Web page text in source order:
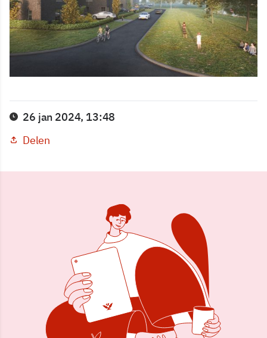
26 jan 2024, 13:48
Delen